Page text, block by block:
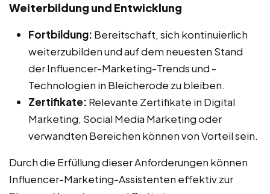
Weiterbildung und Entwicklung
Fortbildung: Bereitschaft, sich kontinuierlich
weiterzubilden und auf dem neuesten Stand
der Influencer-Marketing-Trends und -
Technologien in Bleicherode zu bleiben.
Zertifikate: Relevante Zertifikate in Digital
Marketing, Social Media Marketing oder
verwandten Bereichen können von Vorteil sein.
Durch die Erfüllung dieser Anforderungen können
Influencer-Marketing-Assistenten effektiv zur